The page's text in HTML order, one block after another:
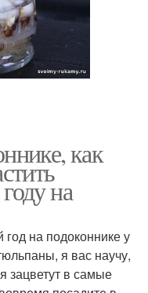
как
на
на подоконнике у
я вас научу,
зацветут в самые